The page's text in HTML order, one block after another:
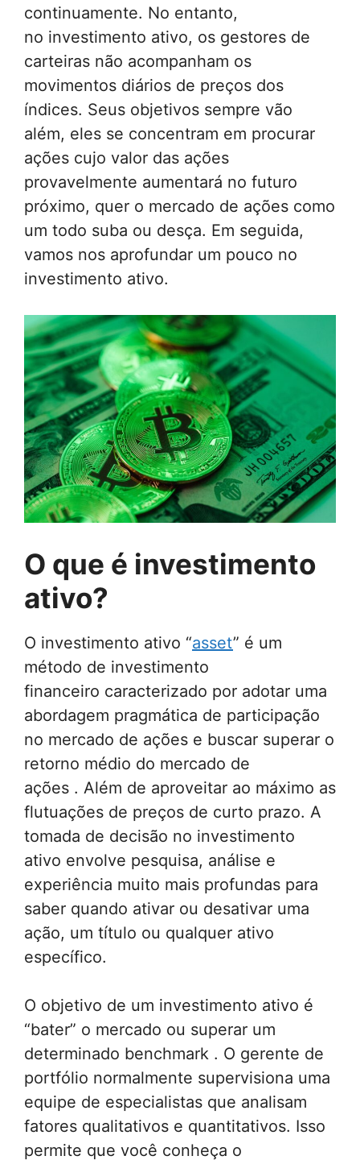
continuamente. No entanto,
no investimento ativo, os gestores de
carteiras não acompanham os
movimentos diários de preços dos
índices. Seus objetivos sempre vão
além, eles se concentram em procurar
ações cujo valor das ações
provavelmente aumentará no futuro
próximo, quer o mercado de ações como
um todo suba ou desça. Em seguida,
vamos nos aprofundar um pouco no
investimento ativo.
O que é investimento
ativo?
O investimento ativo “asset” é um
método de investimento
financeiro caracterizado por adotar uma
abordagem pragmática de participação
no mercado de ações e buscar superar o
retorno médio do mercado de
ações . Além de aproveitar ao máximo as
flutuações de preços de curto prazo. A
tomada de decisão no investimento
ativo envolve pesquisa, análise e
experiência muito mais profundas para
saber quando ativar ou desativar uma
ação, um título ou qualquer ativo
específico.
O objetivo de um investimento ativo é
“bater” o mercado ou superar um
determinado benchmark . O gerente de
portfólio normalmente supervisiona uma
equipe de especialistas que analisam
fatores qualitativos e quantitativos. Isso
permite que você conheça o